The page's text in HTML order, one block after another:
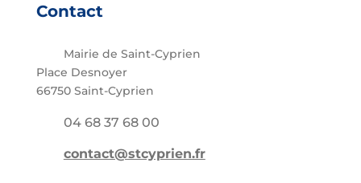
Contact
Mairie de Saint-Cyprien
Place Desnoyer
66750 Saint-Cyprien
04 68 37 68 00
contact@stcyprien.fr